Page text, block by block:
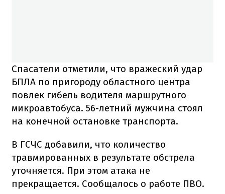
Спасатели отметили, что вражеский удар
БПЛА по пригороду областного центра
повлек гибель водителя маршрутного
микроавтобуса. 56-летний мужчина стоял
на конечной остановке транспорта.
В ГСЧС добавили, что количество
травмированных в результате обстрела
уточняется. При этом атака не
прекращается. Сообщалось о работе ПВО.